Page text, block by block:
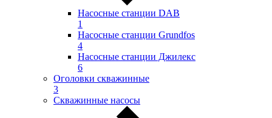
Насосные станции DAB
1
Насосные станции Grundfos
4
Насосные станции Джилекс
6
Оголовки скважинные
3
Скважинные насосы